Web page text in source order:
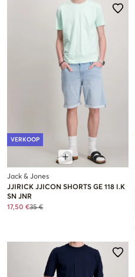
VERKOOP
Jack & Jones
JJIRICK JJICON SHORTS GE 118 I.K
SN JNR
17,50 €35 €